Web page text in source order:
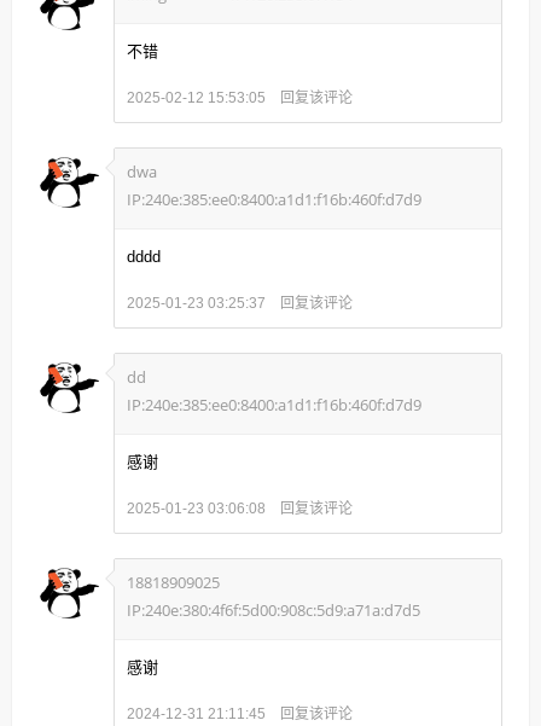
不错
2025-02-12 15:53:05 回复该评论
dwa
IP:240e:385:ee0:8400:a1d1:f16b:460f:d7d9
dddd
2025-01-23 03:25:37 回复该评论
dd
IP:240e:385:ee0:8400:a1d1:f16b:460f:d7d9
感谢
2025-01-23 03:06:08 回复该评论
18818909025
IP:240e:380:4f6f:5d00:908c:5d9:a71a:d7d5
感谢
2024-12-31 21:11:45 回复该评论